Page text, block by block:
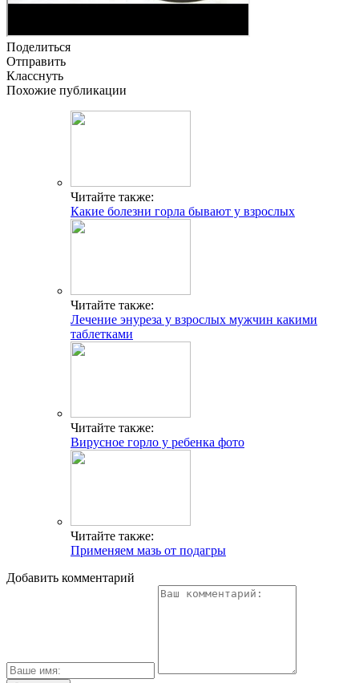
Поделиться
Отправить
Класснуть
Похожие публикации
Читайте также:
Какие болезни горла бывают у взрослых
Читайте также:
Лечение энуреза у взрослых мужчин какими
таблетками
Читайте также:
Вирусное горло у ребенка фото
Читайте также:
Применяем мазь от подагры
Добавить комментарий